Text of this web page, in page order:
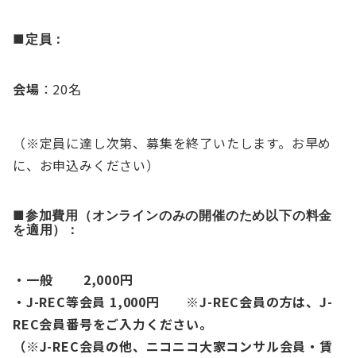
■ 定員：
会場 ：20名
（※定員に達し次第、募集を終了いたします。お早め
に、お申込みください）
■参加費用（オンラインのみの開催のため以下の料金
を適用）
：
・一般 2,000円
・J-REC等会員 1,000円 ※J-REC会員の方は、J-
REC会員番号をご入力ください。
（※J-REC会員の他、ニコニコ大家コンサル会員・賃